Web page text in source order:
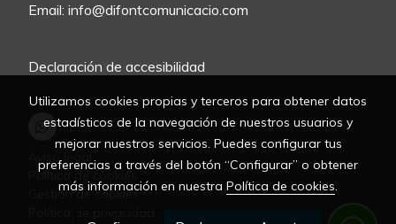
Email: info@difontcomunicacio.com
Declaración de accesibilidad
Aviso legal
Política de cookies
Gestión de cookies
Utilizamos cookies propias y terceros para obtener datos
estadísticos de la navegación de nuestros usuarios y
mejorar nuestros servicios. Puedes configurar tus
preferencias a través del botón “Configurar” o obtener
más información en nuestra Política de cookies.